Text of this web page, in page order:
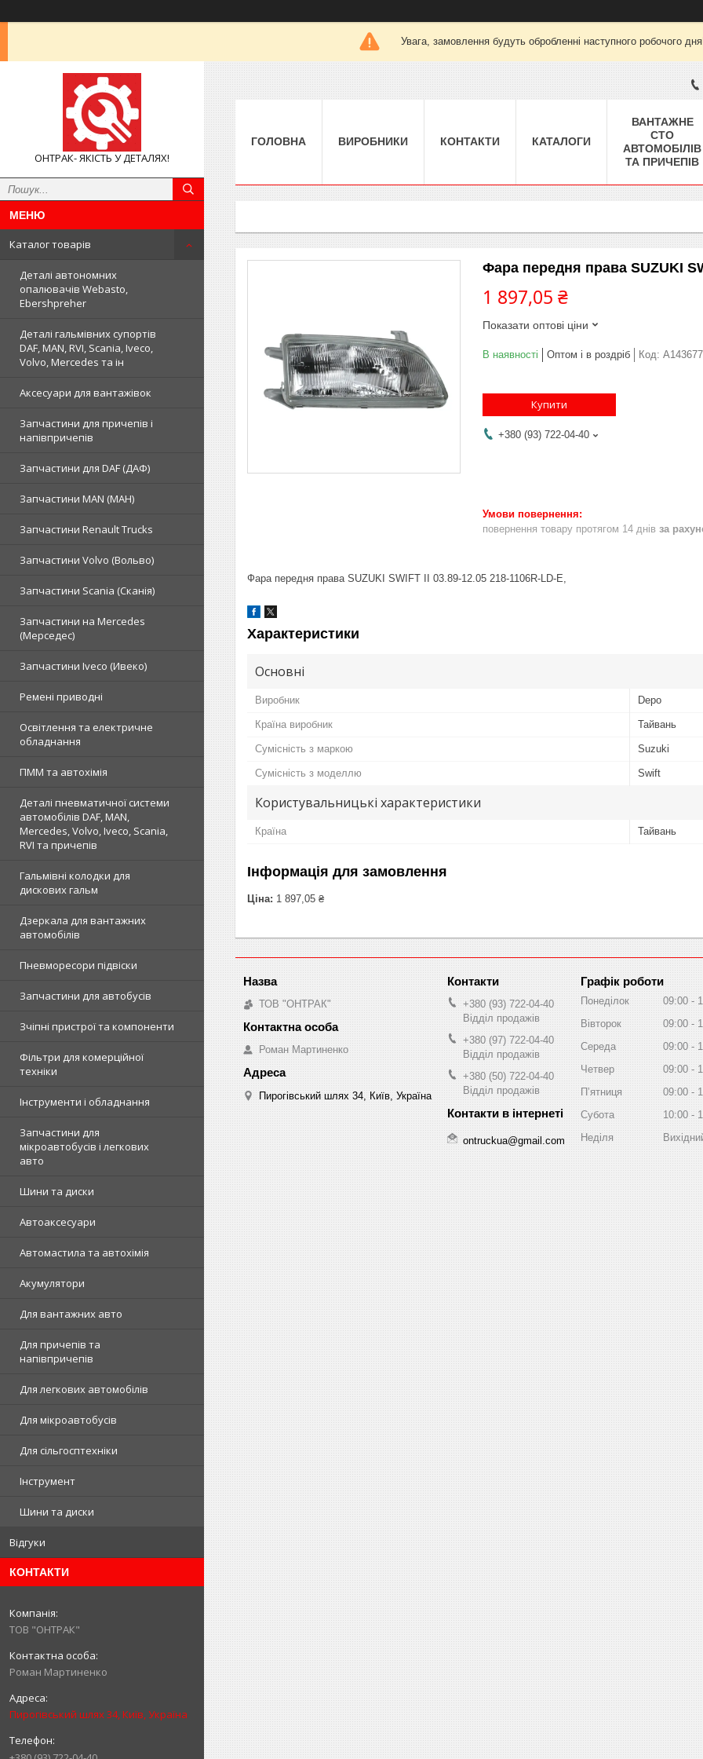
Увага, замовлення будуть обробленні наступного робочого
ОНТРАК- ЯКІСТЬ У ДЕТАЛЯХ!
Каталог товарів
Деталі автономних
опалювачів Webasto,
Ebershpreher
Деталі гальмівних супортів
DAF, MAN, RVI, Scania, Iveco,
Volvo, Mercedes та ін
Аксесуари для вантажівок
Запчастини для причепів і
напівпричепів
Запчастини для DAF (ДАФ)
Запчастини MAN (МАН)
Запчастини Renault Trucks
Запчастини Volvo (Вольво)
Запчастини Scania (Сканія)
Запчастини на Mercedes
(Мерседес)
Запчастини Iveco (Ивеко)
Ремені приводні
Освітлення та електричне
обладнання
ПММ та автохімія
Деталі пневматичної системи
автомобілів DAF, MAN,
Mercedes, Volvo, Iveco, Scania,
RVI та причепів
Гальмівні колодки для
дискових гальм
Дзеркала для вантажних
автомобілів
Пневморесори підвіски
Запчастини для автобусів
Зчіпні пристрої та компоненти
Фільтри для комерційної
техніки
Інструменти і обладнання
Запчастини для
мікроавтобусів і легкових
авто
Шини та диски
Автоаксесуари
Автомастила та автохімія
Акумулятори
Для вантажних авто
Для причепів та
напівпричепів
Для легкових автомобілів
Для мікроавтобусів
Для сільгосптехніки
Інструмент
Шини та диски
Відгуки
КОНТАКТИ
ТОВ "ОНТРАК"
Роман Мартиненко
Пирогівський шлях 34, Київ, Україна
ГОЛОВНА ВИРОБНИКИ КОНТАКТИ КАТАЛОГИ
ВАНТАЖНЕ
СТО
АВТОМОБІЛІВ
ТА ПРИЧЕПІВ
Фара передня права SUZUKI
1 897,05 ₴
Показати оптові ціни
В наявності Оптом і в роздріб Код: A143677
Купити
+380 (93) 722-04-40
повернення товару протягом 14 днів за
Фара передня права SUZUKI SWIFT II 03.89-12.05 218-1106R-LD-E,
Характеристики
Основні
Виробник Depo
Країна виробник Тайвань
Сумісність з маркою Suzuki
Сумісність з моделлю Swift
Користувальницькі характеристики
Країна Тайвань
Інформація для замовлення
Ціна: 1 897,05 ₴
ТОВ "ОНТРАК"
Роман Мартиненко
Пирогівський шлях 34, Київ, Україна
+380 (93) 722-04-40
Відділ продажів
+380 (97) 722-04-40
Відділ продажів
+380 (50) 722-04-40
Відділ продажів
ontruckua@gmail.com
Графік роботи
Понеділок 09:00
Вівторок
09:00
Середа
09:00
Четвер
09:00
Пʼятниця
09:00
Субота
10:00
Неділя